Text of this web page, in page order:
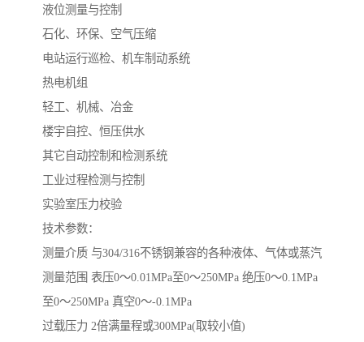
液位测量与控制
石化、环保、空气压缩
电站运行巡检、机车制动系统
热电机组
轻工、机械、冶金
楼宇自控、恒压供水
其它自动控制和检测系统
工业过程检测与控制
实验室压力校验
技术参数：
测量介质 与304/316不锈钢兼容的各种液体、气体或蒸汽
测量范围 表压0～0.01MPa至0～250MPa 绝压0～0.1MPa
至0～250MPa 真空0～-0.1MPa
过载压力 2倍满量程或300MPa(取较小值)